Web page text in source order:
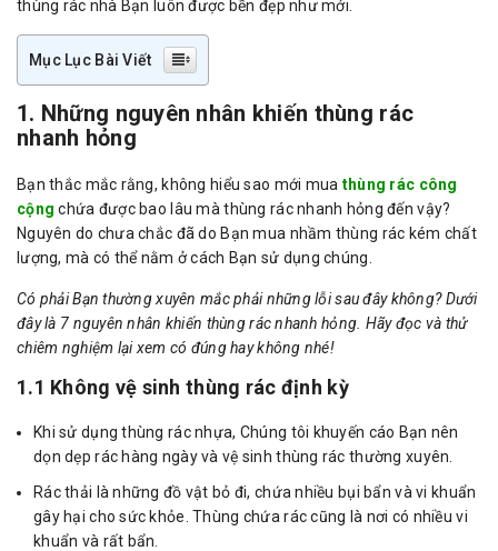
thùng rác nhà Bạn luôn được bền đẹp như mới.
Mục Lục Bài Viết
1. Những nguyên nhân khiến thùng rác
nhanh hỏng
Bạn thắc mắc rằng, không hiểu sao mới mua thùng rác công
cộng chứa được bao lâu mà thùng rác nhanh hỏng đến vậy?
Nguyên do chưa chắc đã do Bạn mua nhầm thùng rác kém chất
lượng, mà có thể nằm ở cách Bạn sử dụng chúng.
Có phải Bạn thường xuyên mắc phải những lỗi sau đây không? Dưới
đây là 7 nguyên nhân khiến thùng rác nhanh hỏng. Hãy đọc và thử
chiêm nghiệm lại xem có đúng hay không nhé!
1.1 Không vệ sinh thùng rác định kỳ
Khi sử dụng thùng rác nhựa, Chúng tôi khuyến cáo Bạn nên
dọn dẹp rác hàng ngày và vệ sinh thùng rác thường xuyên.
Rác thải là những đồ vật bỏ đi, chứa nhiều bụi bẩn và vi khuẩn
gây hại cho sức khỏe. Thùng chứa rác cũng là nơi có nhiều vi
khuẩn và rất bẩn.